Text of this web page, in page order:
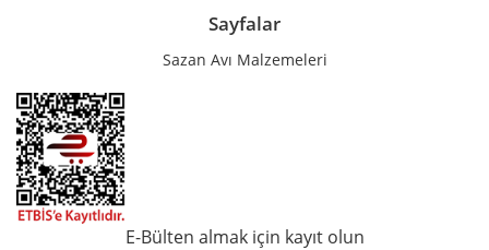
Sayfalar
Sazan Avı Malzemeleri
E-Bülten almak için kayıt olun